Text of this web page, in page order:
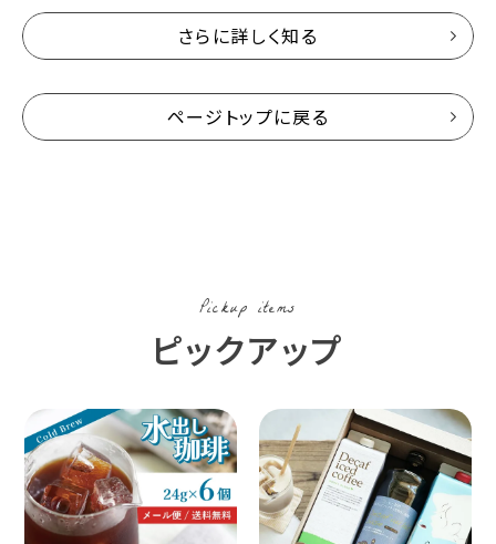
さらに詳しく知る
ページトップに戻る
Pickup items
ピックアップ